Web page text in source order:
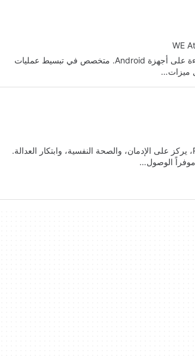
WE
WE Attend هو تطبيق حل شامل لإدارة الحضور بكفاءة على أجهزة Android. متخصص في تبسيط عمليات
ميزات…
RISE25 هو تطبيق تعليمي مصمم لحضور مؤتمر RISE، يركز على الإدمان، والصحة النفسية، وابتكار العدالة.
موفراً الوصول…